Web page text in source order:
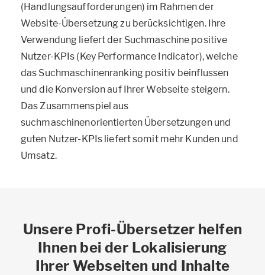
(Handlungsaufforderungen) im Rahmen der
Website-Übersetzung zu berücksichtigen. Ihre
Verwendung liefert der Suchmaschine positive
Nutzer-KPIs (Key Performance Indicator), welche
das Suchmaschinenranking positiv beinflussen
und die Konversion auf Ihrer Webseite steigern.
Das Zusammenspiel aus
suchmaschinenorientierten Übersetzungen und
guten Nutzer-KPIs liefert somit mehr Kunden und
Umsatz.
Unsere Profi-Übersetzer helfen
Ihnen bei der Lokalisierung
Ihrer Webseiten und Inhalte